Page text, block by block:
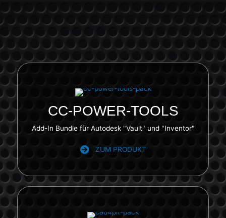
Vault- und Inventor-Add-ins von CAD
connect
CC-POWER-TOOLS
Add-In Bundle für Autodesk "Vault" und "Inventor"
ZUM PRODUKT